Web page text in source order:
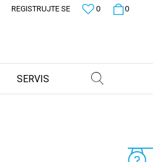
0
0
REGISTRUJTE SE
SERVIS